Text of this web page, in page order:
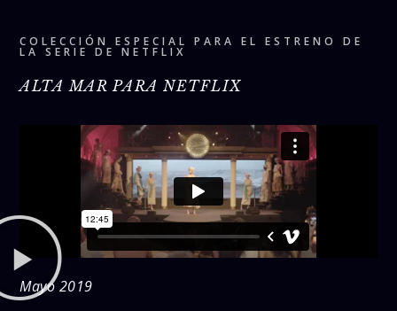
COLECCIÓN ESPECIAL PARA EL ESTRENO DE
LA SERIE DE NETFLIX
ALTA MAR PARA NETFLIX
Mayo 2019